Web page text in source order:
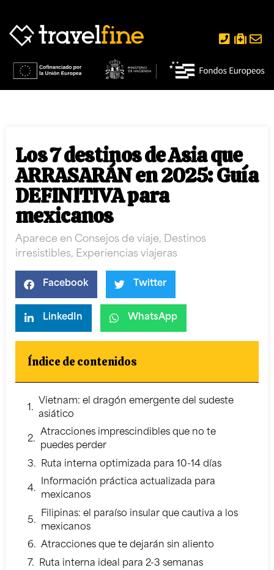
Los 7 destinos de Asia que
ARRASARÁN en 2025: Guía
DEFINITIVA para
mexicanos
Aparece en Consejos de viaje, Destinos
irresistibles, Experiencias viajeras
Facebook Twitter
LinkedIn WhatsApp
Índice de contenidos
Vietnam: el dragón emergente del sudeste
asiático
Atracciones imprescindibles que no te
puedes perder
Ruta interna optimizada para 10-14 días
Información práctica actualizada para
mexicanos
Filipinas: el paraíso insular que cautiva a los
mexicanos
Atracciones que te dejarán sin aliento
Ruta interna ideal para 2-3 semanas